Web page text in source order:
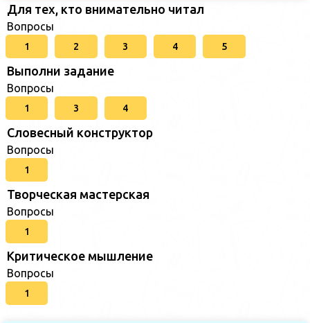
Для тех, кто внимательно читал
Вопросы
1 2 3 4 5
Выполни задание
Вопросы
1 3 4
Словесный конструктор
Вопросы
1
Творческая мастерская
Вопросы
1
Критическое мышление
Вопросы
1